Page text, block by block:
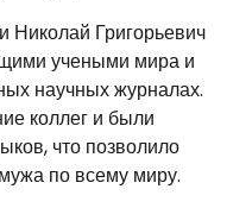
Николай Григорьевич
учеными мира и
научных журналах.
коллег и были
что позволило
по всему миру.